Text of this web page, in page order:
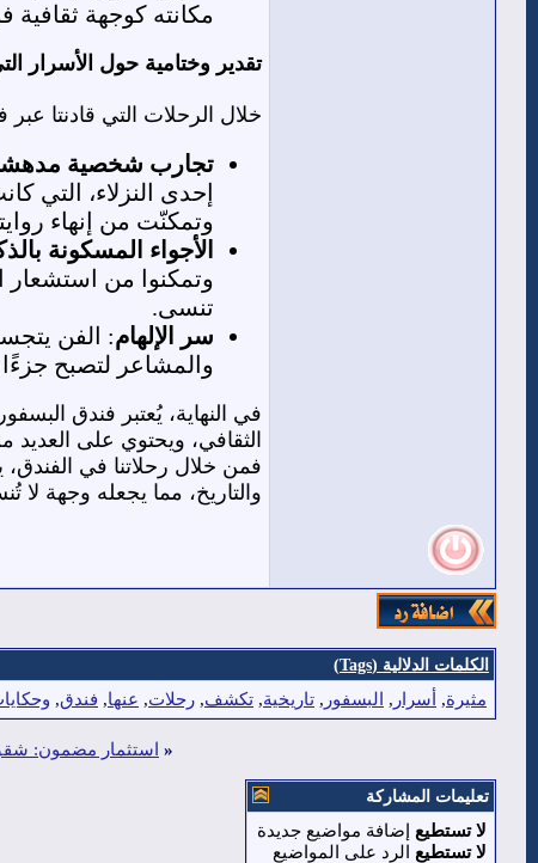
مكانته كوجهة ثقافية
تقدير وختامية حول الأسرار
خلال الرحلات التي قادنتا عبر
تجارب شخصية
إحدى النزلاء، التي
وتمكنّت من إنهاء
الأجواء المسكونة
وتمكنوا من استشعار
تنسى.
سر الإلهام: الفن
والمشاعر لتصبح
في النهاية، يُعتبر فندق
الثقافي، ويحتوي على العديد
فمن خلال رحلاتنا في
والتاريخ، مما يجعله وجهة
الكلمات الدلالية (Tags)
مثيرة, أسرار , البسفور , تاريخية, تكشف, رحلات, عنها, فندق,
« استثمار مضمون:
تعليمات المشاركة
لا تستطيع إضافة مواضيع جديدة
لا تستطيع الرد على المواضيع